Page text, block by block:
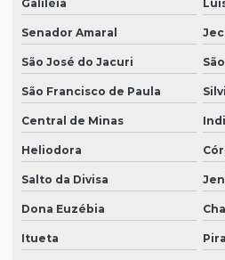
Galiléia
Senador Amaral
São José do Jacuri
São Francisco de Paula
Central de Minas
Heliodora
Salto da Divisa
Dona Euzébia
Itueta